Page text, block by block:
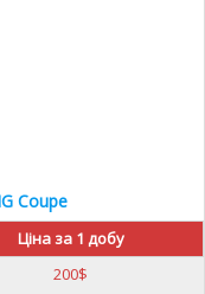
Coupe
Ціна за 1 добу
200$